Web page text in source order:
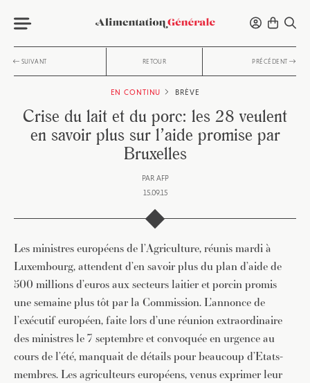
SUIVANT RETOUR PRÉCÉDENT
EN CONTINU BRÈVE
Crise du lait et du porc: les 28 veulent
en savoir plus sur l’aide promise par
Bruxelles
PAR AFP
15.09.15
Les ministres européens de l’Agriculture, réunis mardi à
Luxembourg, attendent d’en savoir plus du plan d’aide de
500 millions d’euros aux secteurs laitier et porcin promis
une semaine plus tôt par la Commission. L’annonce de
l’exécutif européen, faite lors d’une réunion extraordinaire
des ministres le 7 septembre et convoquée en urgence au
cours de l’été, manquait de détails pour beaucoup d’Etats-
membres. Les agriculteurs européens, venus exprimer leur